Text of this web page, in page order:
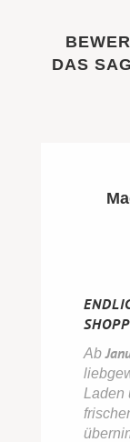
DAS
Ab
Laden